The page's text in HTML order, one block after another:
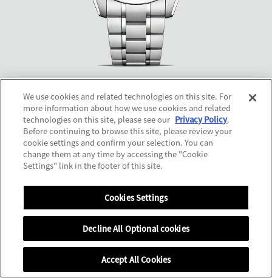
AQ4091-56M
超級鈦™ / 日本和紙錶盤（土佐典具貼紙＋藍染）
詳細規格
We use cookies and related technologies on this site. For
more information about how we use cookies and related
technologies on this site, please see our Privacy Policy.
Before continuing to browse this site, please review your
cookie settings and confirm your selection. You can
change them at any time by accessing the "Cookie
Settings" link in the footer of this site.
Cookies Settings
Decline All Optional cookies
Accept All Cookies